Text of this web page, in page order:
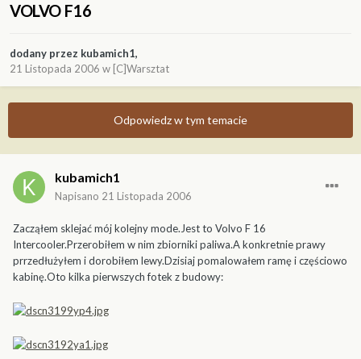
VOLVO F16
dodany przez kubamich1,
21 Listopada 2006 w [C]Warsztat
Odpowiedz w tym temacie
kubamich1
Napisano 21 Listopada 2006
Zacząłem sklejać mój kolejny mode.Jest to Volvo F 16
Intercooler.Przerobiłem w nim zbiorniki paliwa.A konkretnie prawy
prrzedłużyłem i dorobiłem lewy.Dzisiaj pomalowałem ramę i częściowo
kabinę.Oto kilka pierwszych fotek z budowy: